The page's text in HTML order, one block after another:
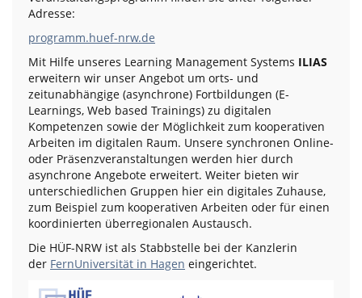
Adresse:
programm.huef-nrw.de
Mit Hilfe unseres Learning Management Systems ILIAS
erweitern wir unser Angebot um orts- und
zeitunabhängige (asynchrone) Fortbildungen (E-
Learnings, Web based Trainings) zu digitalen
Kompetenzen sowie der Möglichkeit zum kooperativen
Arbeiten im digitalen Raum. Unsere synchronen Online-
oder Präsenzveranstaltungen werden hier durch
asynchrone Angebote erweitert. Weiter bieten wir
unterschiedlichen Gruppen hier ein digitales Zuhause,
zum Beispiel zum kooperativen Arbeiten oder für einen
koordinierten überregionalen Austausch.
Die HÜF-NRW ist als Stabbstelle bei der Kanzlerin
der FernUniversität in Hagen eingerichtet.